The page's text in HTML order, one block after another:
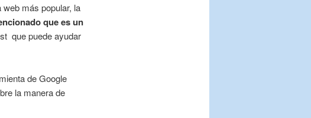
más popular, la
que es un
que puede ayudar
de Google
la manera de